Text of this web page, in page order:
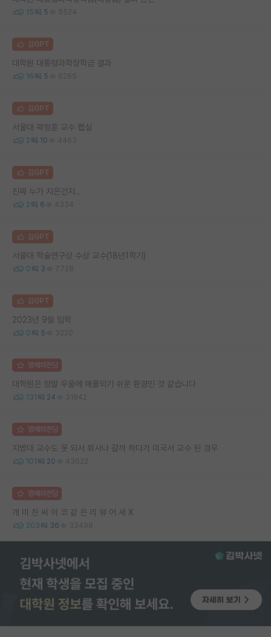
15 5 5524
김GPT
대학원 대통령과학장학금 결과
16 5 6265
김GPT
서울대 곽정훈 교수 랩실
2 10 4463
김GPT
진짜 누가 지은건지..
2 6 4334
김GPT
서울대 학술연구상 수상 교수(18년1학기)
0 3 7728
김GPT
2023년 9월 입학
0 5 3220
명예의전당
대학원은 정말 우울에 매몰되기 쉬운 환경인 것 같습니다
131 24 31942
명예의전당
지방대 교수도 못 되서 회사나 갈까 하다가 미국서 교수 된 경우
101 20 43622
명예의전당
개 미 친 싸 이 코 같 은 리 뷰 어 새 X
203 36 33498